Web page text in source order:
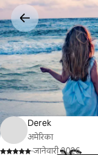
कंटेंटवर
जा
Derek
अमेरिका
·जानेवारी 2026